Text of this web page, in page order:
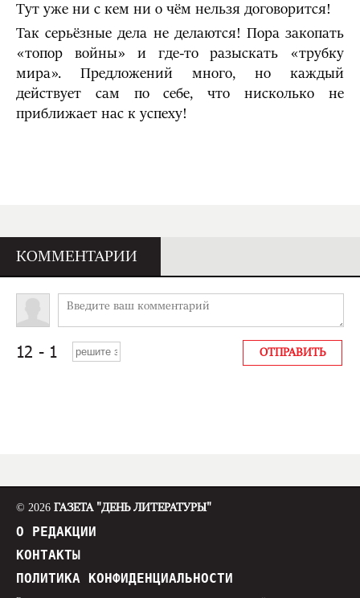
Тут уже ни с кем ни о чём нельзя договорится!
Так серьёзные дела не делаются! Пора закопать
«топор войны» и где-то разыскать «трубку
мира». Предложений много, но каждый
действует сам по себе, что нисколько не
приближает нас к успеху!
КОММЕНТАРИИ
© 2026 ГАЗЕТА "ДЕНЬ ЛИТЕРАТУРЫ"
О РЕДАКЦИИ
КОНТАКТЫ
ПОЛИТИКА КОНФИДЕНЦИАЛЬНОСТИ